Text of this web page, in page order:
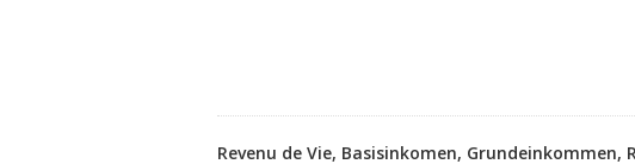
Revenu de Vie, Basisinkomen, Grundeinkommen,